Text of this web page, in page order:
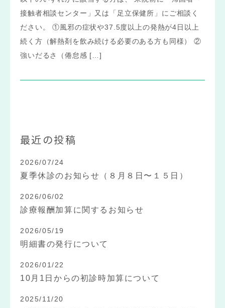
接触者相談センター」又は「足立保健所」にご相談く
ださい。 ①風邪の症状や37.5度以上の発熱が4日以上
続く方（解熱剤を飲み続ける必要のある方も同様） ②
強いだるさ（倦怠感 […]
最近の投稿
2026/07/24
夏季休診のお知らせ（８月８日〜１５日）
2026/06/02
診療報酬加算に関するお知らせ
2026/05/19
明細書の発行について
2026/01/22
10月1日からの初診時加算について
2025/11/20